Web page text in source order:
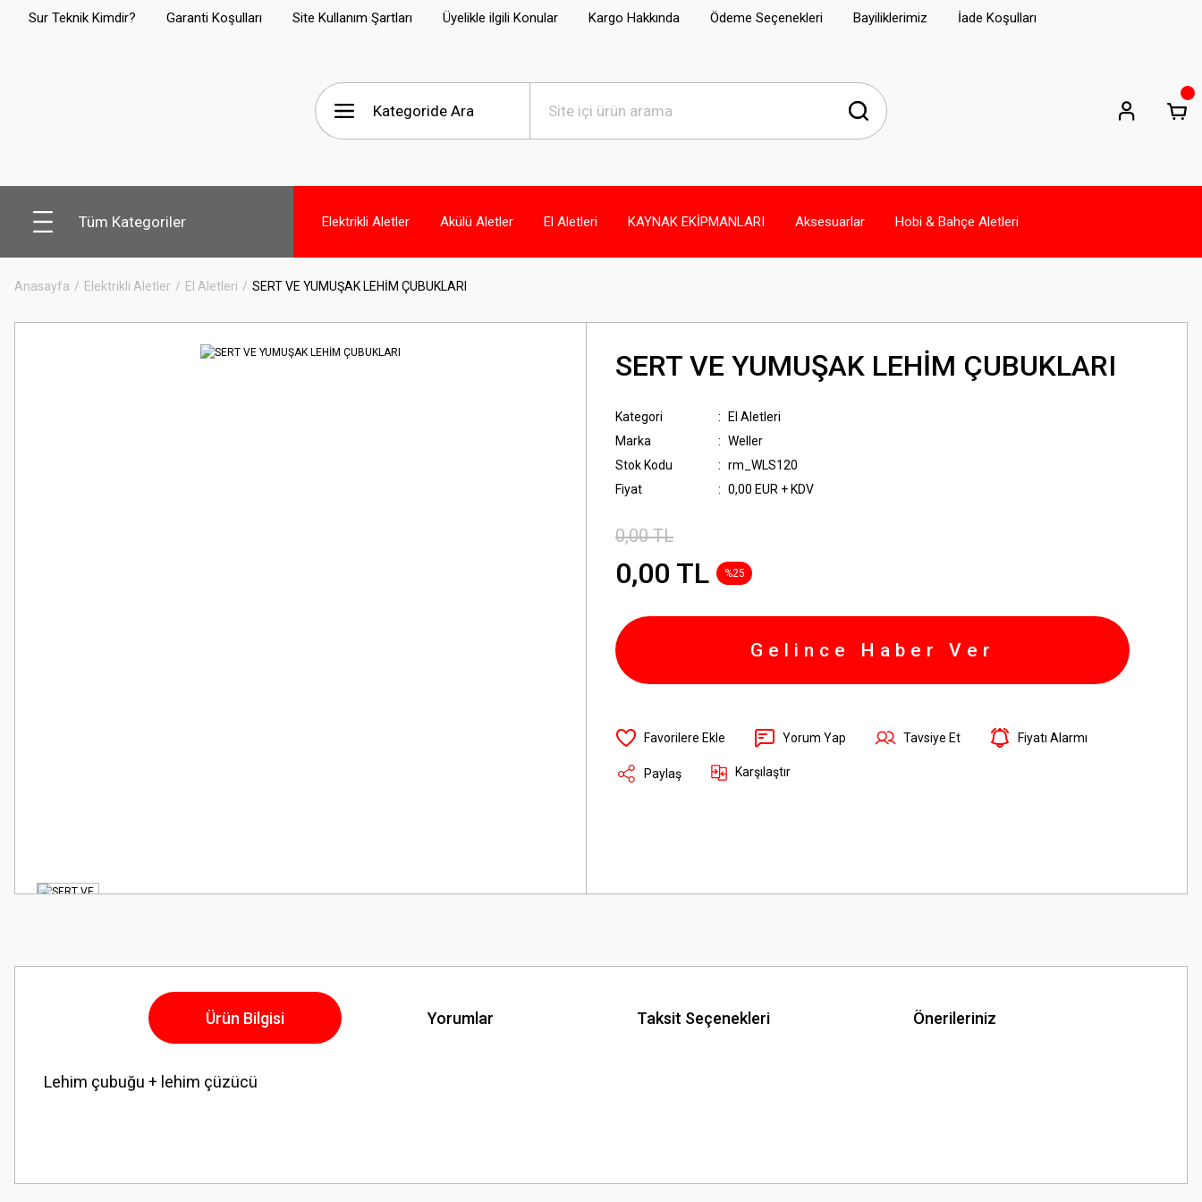
Sur Teknik Kimdir? Garanti Koşulları Site Kullanım Şartları Üyelikle ilgili Konular Kargo Hakkında Ödeme Seçenekleri Bayiliklerimiz İade Koşulları
Tüm Kategoriler Elektrikli Aletler Akülü Aletler El Aletleri KAYNAK EKİPMANLARI Aksesuarlar Hobi & Bahçe Aletleri
Anasayfa Elektrikli Aletler El Aletleri SERT VE YUMUŞAK LEHİM ÇUBUKLARI
SERT VE YUMUŞAK LEHİM ÇUBUKLARI
Kategori
El Aletleri
Marka
Weller
Stok Kodu
rm_WLS120
Fiyat
0,00 EUR + KDV
0,00 TL
0,00 TL %25
Gelince Haber Ver
Yorum Yap Tavsiye Et Fiyatı Alarmı
Paylaş Karşılaştır
Ürün Bilgisi Yorumlar Taksit Seçenekleri Önerileriniz
Lehim çubuğu + lehim çüzücü
Görüş ve önerileriniz için teşekkür ederiz.